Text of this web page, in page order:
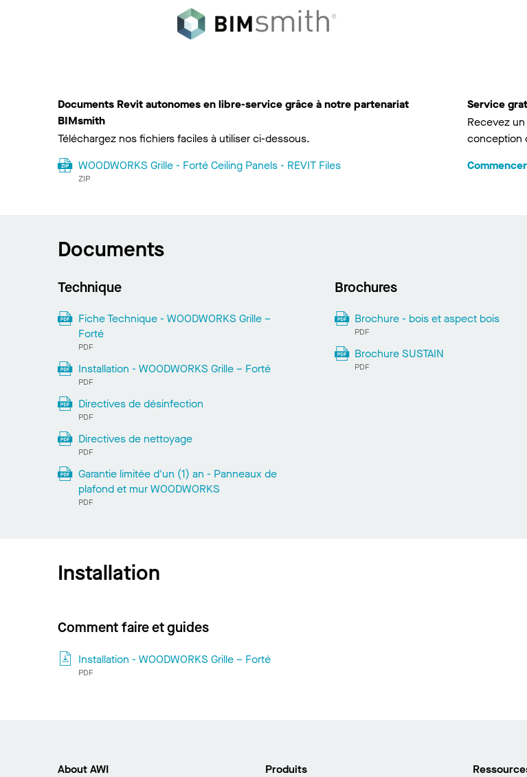
Documents Revit autonomes en libre-service grâce à notre partenariat
BIMsmith
Téléchargez nos fichiers faciles à utiliser ci-dessous.
WOODWORKS Grille - Forté Ceiling Panels - REVIT Files
ZIP
Service
Recevez
conception
Commencer
Documents
Technique
Fiche Technique - WOODWORKS Grille –
Forté
PDF
Installation - WOODWORKS Grille – Forté
PDF
Directives de désinfection
PDF
Directives de nettoyage
PDF
Garantie limitée d'un (1) an - Panneaux de
plafond et mur WOODWORKS
PDF
Brochures
Brochure - bois et aspect bois
PDF
Brochure SUSTAIN
PDF
Installation
Comment faire et guides
Installation - WOODWORKS Grille – Forté
PDF
About AWI Produits